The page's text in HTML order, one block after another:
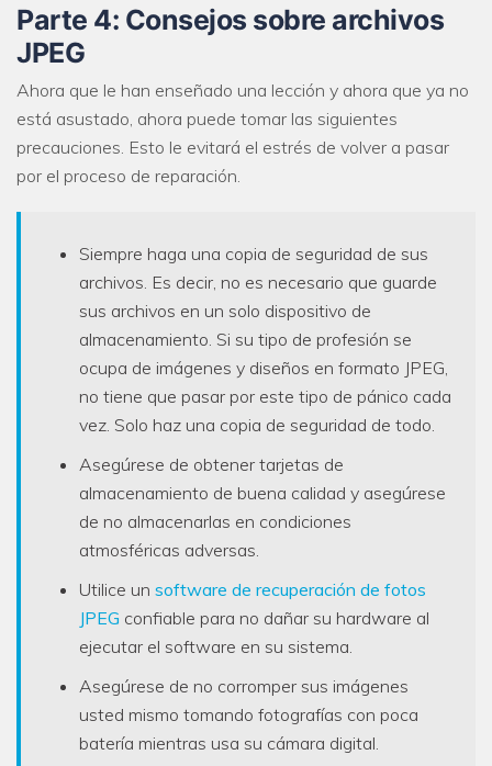
Parte 4: Consejos sobre archivos
JPEG
Ahora que le han enseñado una lección y ahora que ya no
está asustado, ahora puede tomar las siguientes
precauciones. Esto le evitará el estrés de volver a pasar
por el proceso de reparación.
Siempre haga una copia de seguridad de sus
archivos. Es decir, no es necesario que guarde
sus archivos en un solo dispositivo de
almacenamiento. Si su tipo de profesión se
ocupa de imágenes y diseños en formato JPEG,
no tiene que pasar por este tipo de pánico cada
vez. Solo haz una copia de seguridad de todo.
Asegúrese de obtener tarjetas de
almacenamiento de buena calidad y asegúrese
de no almacenarlas en condiciones
atmosféricas adversas.
Utilice un software de recuperación de fotos
JPEG confiable para no dañar su hardware al
ejecutar el software en su sistema.
Asegúrese de no corromper sus imágenes
usted mismo tomando fotografías con poca
batería mientras usa su cámara digital.